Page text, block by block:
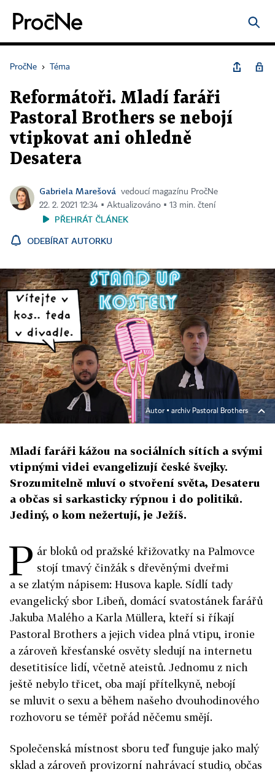
PročNe › Téma
Reformátoři. Mladí faráři
Pastoral Brothers se nebojí
vtipkovat ani ohledně
Desatera
Gabriela Marešová
vedoucí magazínu PročNe
22. 2. 2021 12:34 ▪ Aktualizováno ▪ 13 min. čtení
PŘEHRÁT ČLÁNEK
ODEBÍRAT AUTORKU
Autor ▪ archiv Pastoral Brothers
Mladí faráři kážou na sociálních sítích a svými
vtipnými videi evangelizují české švejky.
Srozumitelně mluví o stvoření světa, Desateru
a občas si sarkasticky rýpnou i do politiků.
Jediný, o kom nežertují, je Ježíš.
P ár bloků od pražské křižovatky na Palmovce
stojí tmavý činžák s dřevěnými dveřmi
a se zlatým nápisem: Husova kaple. Sídlí tady
evangelický sbor Libeň, domácí svatostánek farářů
Jakuba Malého a Karla Müllera, kteří si říkají
Pastoral Brothers a jejich videa plná vtipu, ironie
a zároveň křesťanské osvěty sledují na internetu
desetitisíce lidí, včetně ateistů. Jednomu z nich
ještě nebylo třicet, oba mají přítelkyně, nebojí
se mluvit o sexu a během našeho dvouhodinového
rozhovoru se téměř pořád něčemu smějí.
Společenská místnost sboru teď funguje jako malý
sklad a zároveň provizorní nahrávací studio, občas